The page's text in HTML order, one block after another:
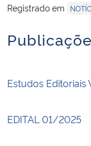
Gabinete de Segurança
Advocacia-Geral da União
Registrado em
Estudos
EDITAL 01/2025